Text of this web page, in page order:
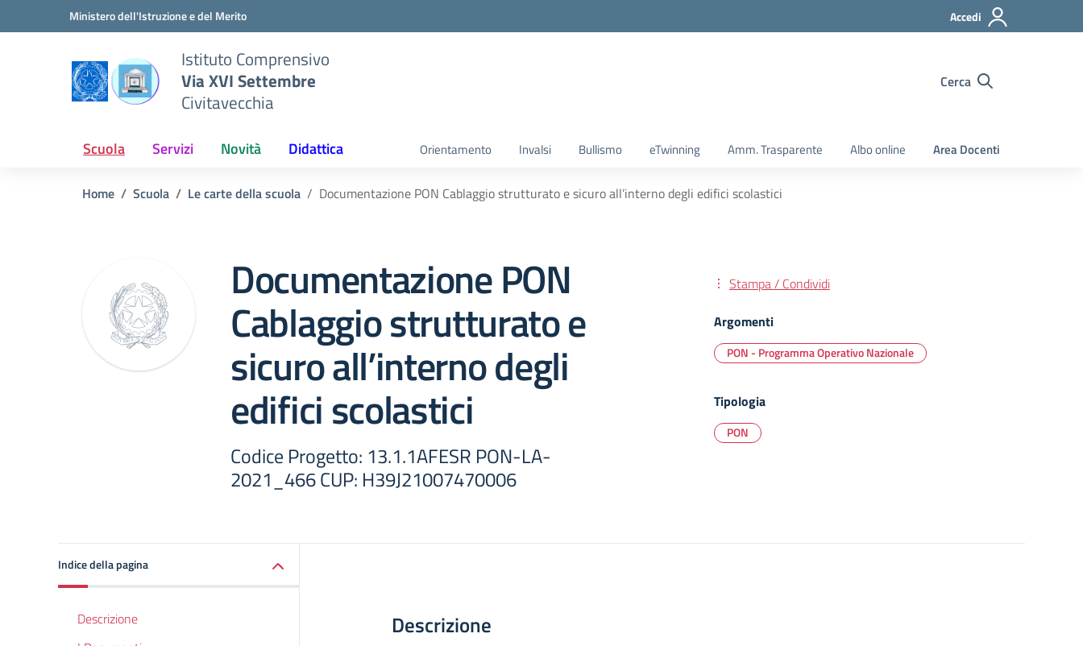
Vai ai contenuti
Vai al menu di navigazioneMinistero dell'Istruzione e del Merito Accedi
Istituto Comprensivo
Via XVI Settembre
Civitavecchia
Cerca
Scuola Servizi Novità Didattica Orientamento Invalsi Bullismo eTwinning Amm. Trasparente Albo online Area Docenti
Home Scuola Le carte della scuola Documentazione PON Cablaggio strutturato e sicuro all’interno degli edifici scolastici
Documentazione PON
Cablaggio strutturato e
sicuro all’interno degli
edifici scolastici
Codice Progetto: 13.1.1AFESR PON-LA-
2021_466 CUP: H39J21007470006
Stampa / Condividi
Argomenti
PON - Programma Operativo Nazionale
Tipologia
PON
Indice della pagina
Descrizione
Descrizione